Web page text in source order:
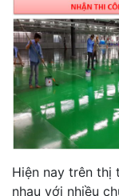
Hiện nay trên thị
nhau với nhiều